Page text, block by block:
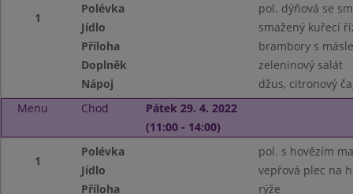
1
Polévka
pol. dýňová se
Jídlo
smažený kuřecí
Příloha
brambory s
Doplněk
zeleninový salát
Nápoj
džus, citronový
Menu
Chod
Pátek 29. 4. 2022
(11:00 - 14:00)
1
Polévka
pol. s hovězím
Jídlo
vepřová plec na
Příloha
rýže